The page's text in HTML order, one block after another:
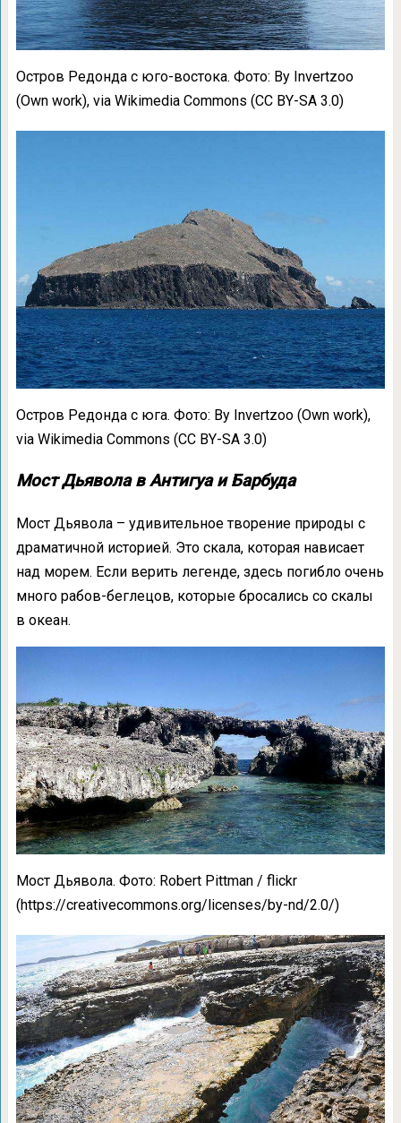
Остров Редонда с юго-востока. Фото: By Invertzoo
(Own work), via Wikimedia Commons (CC BY-SA 3.0)
Остров Редонда с юга. Фото: By Invertzoo (Own work),
via Wikimedia Commons (CC BY-SA 3.0)
Мост Дьявола в Антигуа и Барбуда
Мост Дьявола – удивительное творение природы с
драматичной историей. Это скала, которая нависает
над морем. Если верить легенде, здесь погибло очень
много рабов-беглецов, которые бросались со скалы
в океан.
Мост Дьявола. Фото: Robert Pittman / flickr
(https://creativecommons.org/licenses/by-nd/2.0/)